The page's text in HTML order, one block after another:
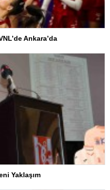
Ankara’da
Yaklaşım